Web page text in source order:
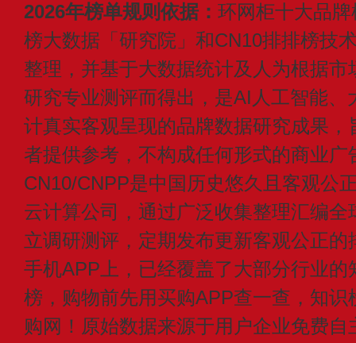
2026年榜单规则依据： 环网柜十大品
榜大数据「研究院」和CN10排排榜技
整理，并基于大数据统计及人为根据
研究专业测评而得出，是AI人工智能、
计真实客观呈现的品牌数据研究成果
者提供参考，不构成任何形式的商业广
CN10/CNPP是中国历史悠久且客观公
云计算公司，通过广泛收集整理汇编
立调研测评，定期发布更新客观公正
手机APP上，已经覆盖了大部分行业
榜，购物前先用买购APP查一查，知
购网！原始数据来源于用户企业免费